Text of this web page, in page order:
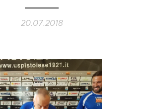
20.07.2018